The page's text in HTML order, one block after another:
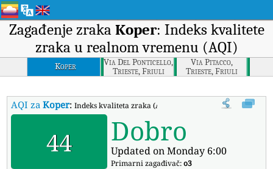
Zagađenje zraka Koper: Indeks kvalitete
zraka u realnom vremenu (AQI)
Koper
Via Del Ponticello,
Trieste, Friuli
Venezia Giulia
Via Pitacco,
Trieste, Friuli
Venezia Giulia
AQI zaKoper:Indeks kvaliteta zraka (AQI) kompanije Koper u
44 Dobro
Updated on Monday 6:00
Primarni zagađivač:o3